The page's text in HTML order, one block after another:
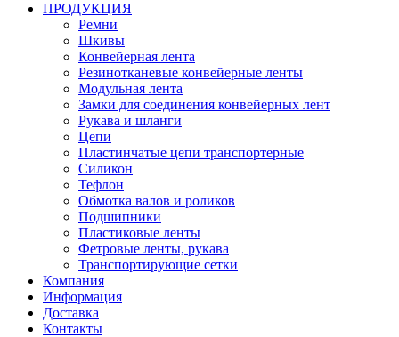
ПРОДУКЦИЯ
Ремни
Шкивы
Конвейерная лента
Резинотканевые конвейерные ленты
Модульная лента
Замки для соединения конвейерных лент
Рукава и шланги
Цепи
Пластинчатые цепи транспортерные
Силикон
Тефлон
Обмотка валов и роликов
Подшипники
Пластиковые ленты
Фетровые ленты, рукава
Транспортирующие сетки
Компания
Информация
Доставка
Контакты